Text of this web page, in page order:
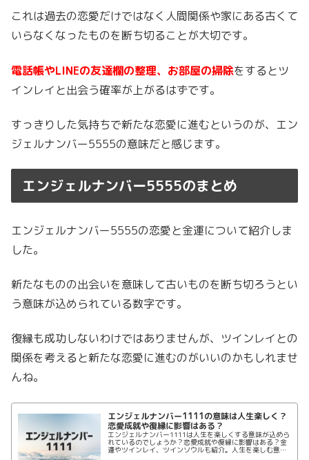
これは過去の恋愛だけではなく人間関係や家にある古くて
いらなくなったものを断ち切ることが大切です。
電話帳やLINEの友達欄の整理、お部屋の掃除をするとツ
インレイと出会う確率が上がるはずです。
すっきりした気持ちで新たな恋愛に進むというのが、エン
ジェルナンバー5555の意味だと感じます。
エンジェルナンバー5555のまとめ
エンジェルナンバー5555の恋愛と金運について紹介しま
した。
新たなものの出会いを意味して古いものを断ち切ろうとい
う意味が込められている数字です。
復縁も成功しないわけではありませんが、ツインレイとの
関係を考えると新たな恋愛に進むのがいいのかもしれませ
んね。
エンジェルナンバー1111の意味は人生楽しく？
恋愛成就や復縁に影響はある？
エンジェルナンバー1111は人生を楽しくする意味が込めら
れているのでしょうか？恋愛成就や復縁に影響はある？金
運やツインレイ、ツインソウルも紹介。人生を楽しむ意味